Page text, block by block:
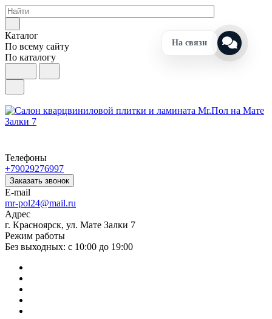
Каталог
По всему сайту
По каталогу
Телефоны
+79029276997
Заказать звонок
E-mail
mr-pol24@mail.ru
Адрес
г. Красноярск, ул. Мате Залки 7
Режим работы
Без выходных: с 10:00 до 19:00
На связи